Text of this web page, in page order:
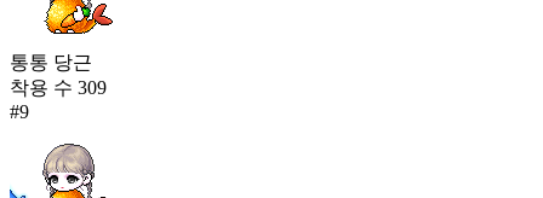
통통 당근
착용 수 309
#9